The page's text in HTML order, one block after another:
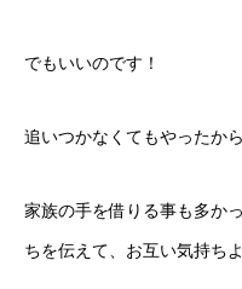
でもいいのです！
追いつかなくてもやったか
家族の手を借りる事も多か
ちを伝えて、お互い気持ち